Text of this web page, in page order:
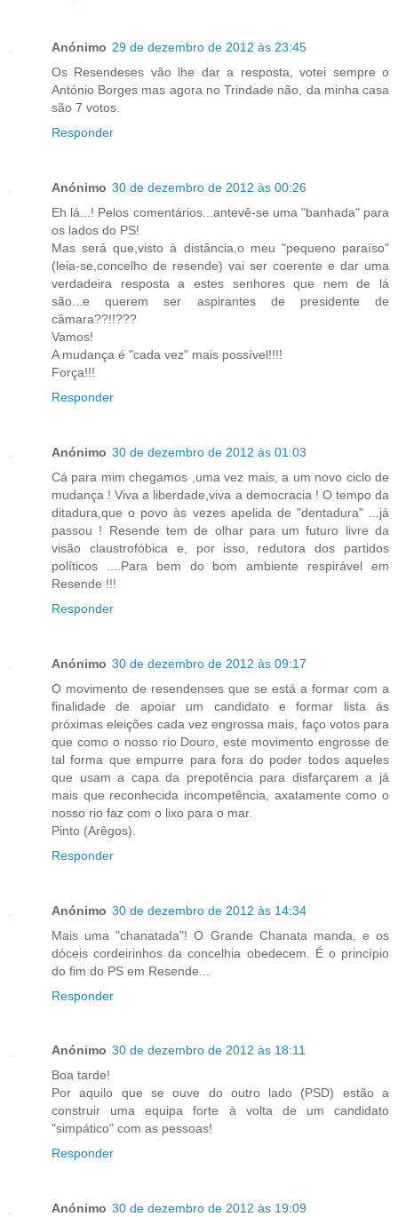
Anónimo 29 de dezembro de 2012 às 23:45
Os Resendeses vão lhe dar a resposta, votei sempre o
António Borges mas agora no Trindade não, da minha casa
são 7 votos.
Responder
Anónimo 30 de dezembro de 2012 às 00:26
Eh lá...! Pelos comentários...antevê-se uma "banhada" para
os lados do PS!
Mas será que,visto à distância,o meu "pequeno paraíso"
(leia-se,concelho de resende) vai ser coerente e dar uma
verdadeira resposta a estes senhores que nem de lá
são...e querem ser aspirantes de presidente de
câmara??!!???
Vamos!
A mudança é "cada vez" mais possível!!!!
Força!!!
Responder
Anónimo 30 de dezembro de 2012 às 01:03
Cá para mim chegamos ,uma vez mais, a um novo ciclo de
mudança ! Viva a liberdade,viva a democracia ! O tempo da
ditadura,que o povo às vezes apelida de "dentadura" ...já
passou ! Resende tem de olhar para um futuro livre da
visão claustrofóbica e, por isso, redutora dos partidos
políticos ....Para bem do bom ambiente respirável em
Resende !!!
Responder
Anónimo 30 de dezembro de 2012 às 09:17
O movimento de resendenses que se está a formar com a
finalidade de apoiar um candidato e formar lista ás
próximas eleições cada vez engrossa mais, faço votos para
que como o nosso rio Douro, este movimento engrosse de
tal forma que empurre para fora do poder todos aqueles
que usam a capa da prepotência para disfarçarem a já
mais que reconhecida incompetência, axatamente como o
nosso rio faz com o lixo para o mar.
Pinto (Arêgos).
Responder
Anónimo 30 de dezembro de 2012 às 14:34
Mais uma "chanatada"! O Grande Chanata manda, e os
dóceis cordeirinhos da concelhia obedecem. É o princípio
do fim do PS em Resende...
Responder
Anónimo 30 de dezembro de 2012 às 18:11
Boa tarde!
Por aquilo que se ouve do outro lado (PSD) estão a
construir uma equipa forte à volta de um candidato
"simpático" com as pessoas!
Responder
Anónimo 30 de dezembro de 2012 às 19:09